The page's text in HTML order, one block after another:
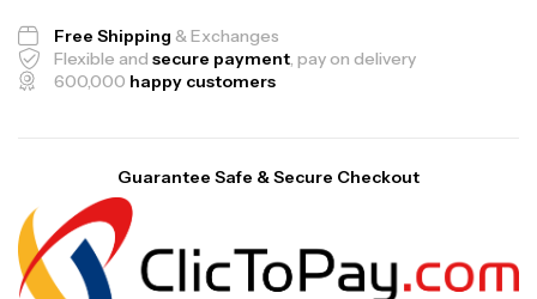
Free Shipping & Exchanges
Flexible and secure payment, pay on delivery
600,000 happy customers
Guarantee Safe & Secure Checkout